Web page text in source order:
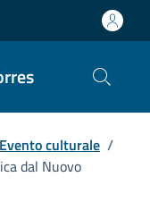
Evento culturale /
dal Nuovo